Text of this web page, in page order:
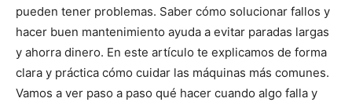
pueden tener problemas. Saber cómo solucionar fallos y
hacer buen mantenimiento ayuda a evitar paradas largas
y ahorra dinero. En este artículo te explicamos de forma
clara y práctica cómo cuidar las máquinas más comunes.
Vamos a ver paso a paso qué hacer cuando algo falla y